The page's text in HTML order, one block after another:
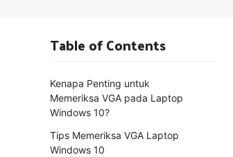
Table of Contents
Kenapa Penting untuk
Memeriksa VGA pada Laptop
Windows 10?
Tips Memeriksa VGA Laptop
Windows 10